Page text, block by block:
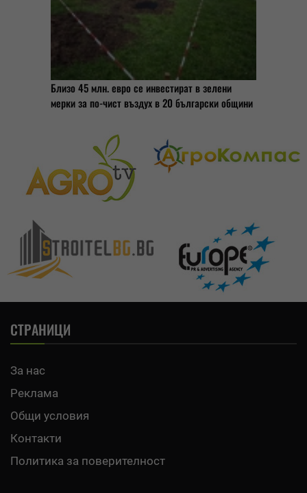
Близо 45 млн. евро се инвестират в зелени
мерки за по-чист въздух в 20 български общини
СТРАНИЦИ
За нас
Реклама
Общи условия
Контакти
Политика за поверителност